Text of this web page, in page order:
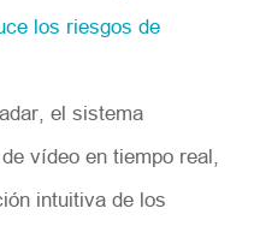
los riesgos de
el sistema
vídeo en tiempo real,
intuitiva de los